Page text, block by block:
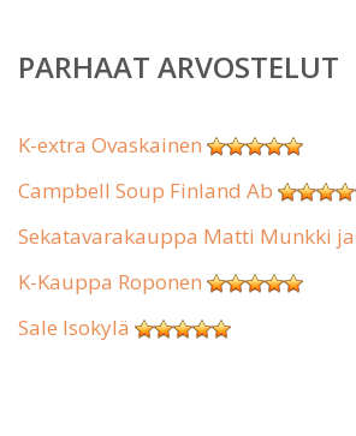
PARHAAT ARVOSTELUT
K-extra Ovaskainen
Campbell Soup Finland Ab
Sekatavarakauppa Matti Munkki ja
K-Kauppa Roponen
Sale Isokylä